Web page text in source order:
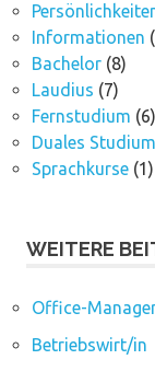
Informationen
Bachelor(8)
Laudius (7)
Fernstudium (6)
Duales Studium
Sprachkurse(1)
WEITERE
Office-
Betriebswirt/in